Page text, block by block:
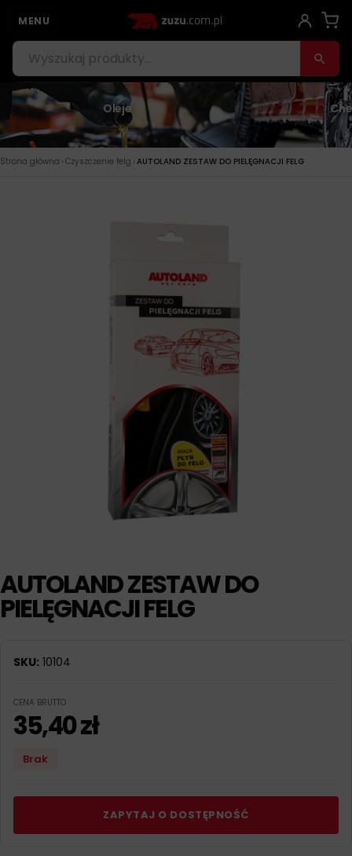
MENU
Oleje
Strona główna › Czyszczenie felg › AUTOLAND ZESTAW DO PIELĘGNACJI FELG
AUTOLAND ZESTAW DO
PIELĘGNACJI FELG
SKU: 10104
CENA BRUTTO
35,40zł
Brak
ZAPYTAJ O DOSTĘPNOŚĆ